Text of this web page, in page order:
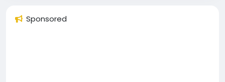
ブックは常に更新されており、トレーダーたちの注文
がどこに集中しているのか、またどの価格帯で戦いが
Sponsored